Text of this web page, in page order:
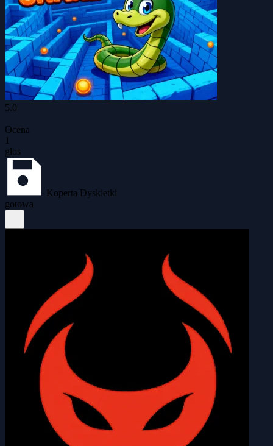
5.0
Ocena
1
głos
Koperta Dyskietki
gotowa